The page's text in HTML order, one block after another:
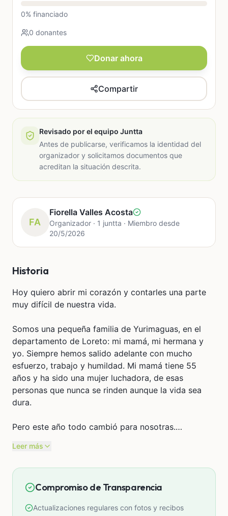
0% financiado
0 donantes
Donar ahora
Compartir
Revisado por el equipo Juntta
Antes de publicarse, verificamos la identidad del
organizador y solicitamos documentos que
acreditan la situación descrita.
FA
Fiorella Valles Acosta
Organizador · 1 juntta · Miembro desde
20/5/2026
Historia
Hoy quiero abrir mi corazón y contarles una parte
muy difícil de nuestra vida.
Somos una pequeña familia de Yurimaguas, en el
departamento de Loreto: mi mamá, mi hermana y
yo. Siempre hemos salido adelante con mucho
esfuerzo, trabajo y humildad. Mi mamá tiene 55
años y ha sido una mujer luchadora, de esas
personas que nunca se rinden aunque la vida sea
dura.
Pero este año todo cambió para nosotras.
A mi mamá le detectaron un tumor en uno de sus
dolorosa. Hemos recorrido hospitales, viajado a
Iquitos y también a Lima buscando ayuda y una
embargo, en cada lugar hemos encontrado largas
Leer más
Compromiso de Transparencia
Actualizaciones regulares con fotos y recibos